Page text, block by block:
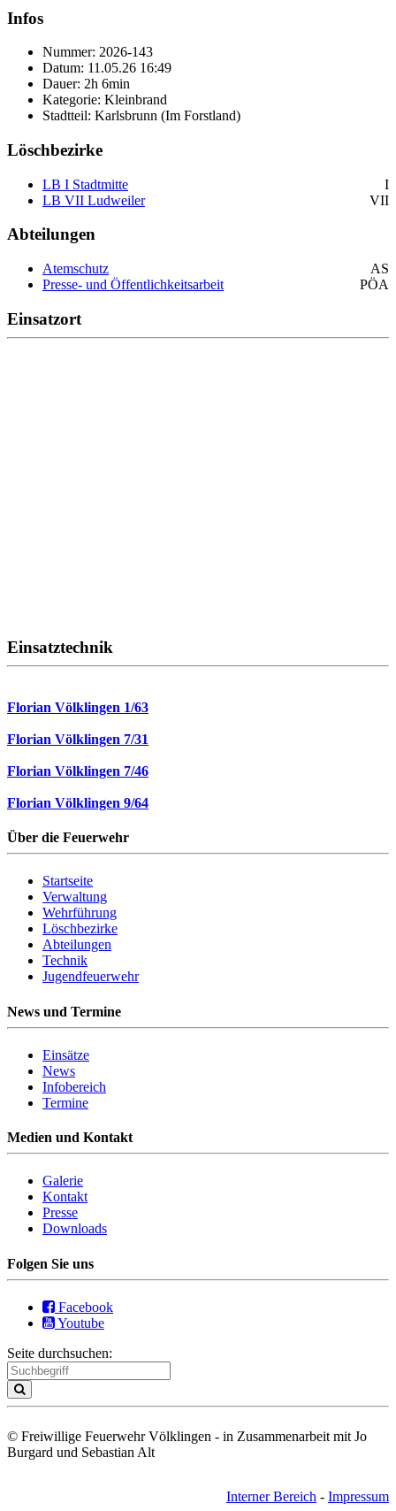
Infos
Nummer: 2026-143
Datum: 11.05.26 16:49
Dauer: 2h 6min
Kategorie: Kleinbrand
Stadtteil: Karlsbrunn (Im Forstland)
Löschbezirke
LB I Stadtmitte
I
LB VII Ludweiler
VII
Abteilungen
Atemschutz
AS
Presse- und Öffentlichkeitsarbeit
PÖA
Einsatzort
Einsatztechnik
Florian Völklingen 1/63
Florian Völklingen 7/31
Florian Völklingen 7/46
Florian Völklingen 9/64
Über die Feuerwehr
Startseite
Verwaltung
Wehrführung
Löschbezirke
Abteilungen
Technik
Jugendfeuerwehr
News und Termine
Einsätze
News
Infobereich
Termine
Medien und Kontakt
Galerie
Kontakt
Presse
Downloads
Folgen Sie uns
Facebook
Youtube
Seite durchsuchen:
© Freiwillige Feuerwehr Völklingen - in Zusammenarbeit mit Jo
Burgard und Sebastian Alt
Interner Bereich - Impressum